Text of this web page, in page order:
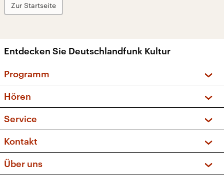
Zur Startseite
Entdecken Sie Deutschlandfunk Kultur
Programm
Sendungen und Podcasts
Musikliste
Kakadu – Das Kinderprogramm
Hören
Frequenzen (UKW + DAB+)
Service
FAQ
Apps
Newsletter
Kontakt
Social Media
Über uns